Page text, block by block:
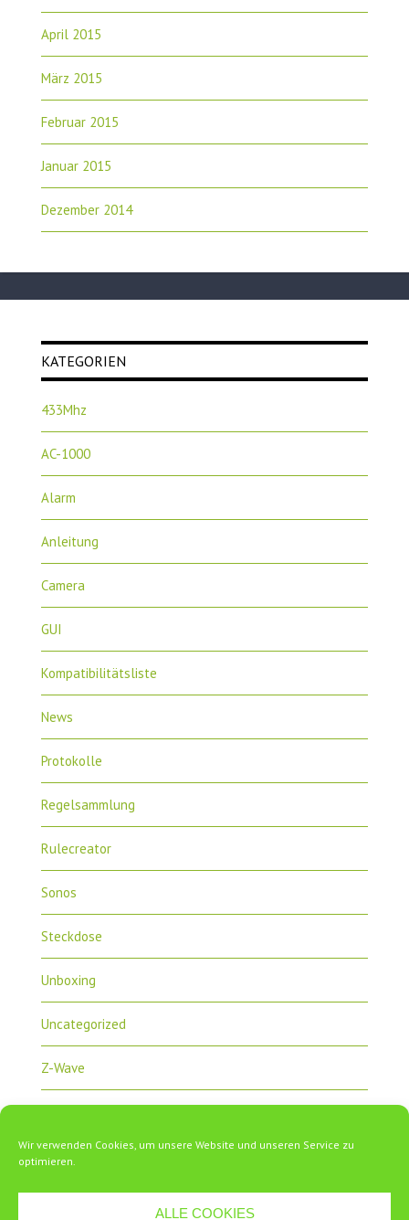
Wir verwenden Cookies, um unsere Website und unseren Service zu
optimieren.
ALLE COOKIES
April 2015
März 2015
Februar 2015
Januar 2015
Dezember 2014
KATEGORIEN
433Mhz
AC-1000
Alarm
Anleitung
Camera
GUI
Kompatibilitätsliste
News
Protokolle
Regelsammlung
Rulecreator
Sonos
Steckdose
Unboxing
Uncategorized
Z-Wave
ZipaTile